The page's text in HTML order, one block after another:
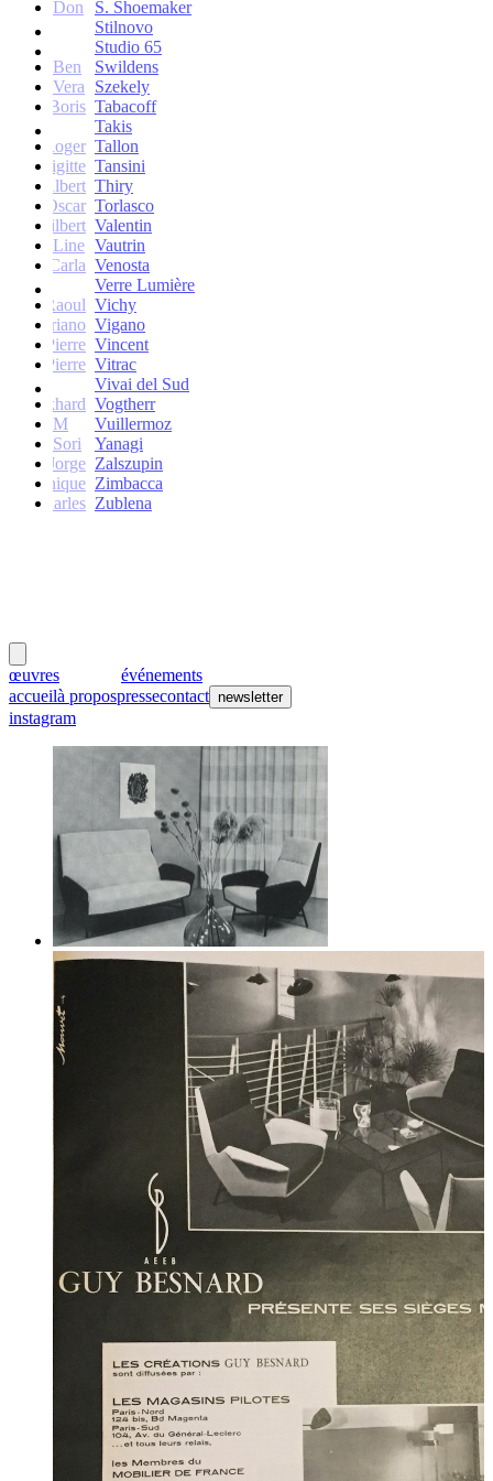
Don
S. Shoemaker
Stilnovo
Studio 65
Ben
Swildens
Vera
Szekely
Boris Tabacoff
Takis
Roger Tallon
Brigitte Tansini
Albert Thiry
Oscar Torlasco
Gilbert Valentin
Line Vautrin
Carla Venosta
Verre Lumière
Raoul Vichy
Vittoriano Vigano
Jean-Pierre Vincent
Jean-Pierre Vitrac
Vivai del Sud
Burkhard Vogtherr
M
Vuillermoz
Sori
Yanagi
Jorge Zalszupin
Dominique Zimbacca
Charles Zublena
œuvres
événements
accueilà propospressecontact newsletter
instagram